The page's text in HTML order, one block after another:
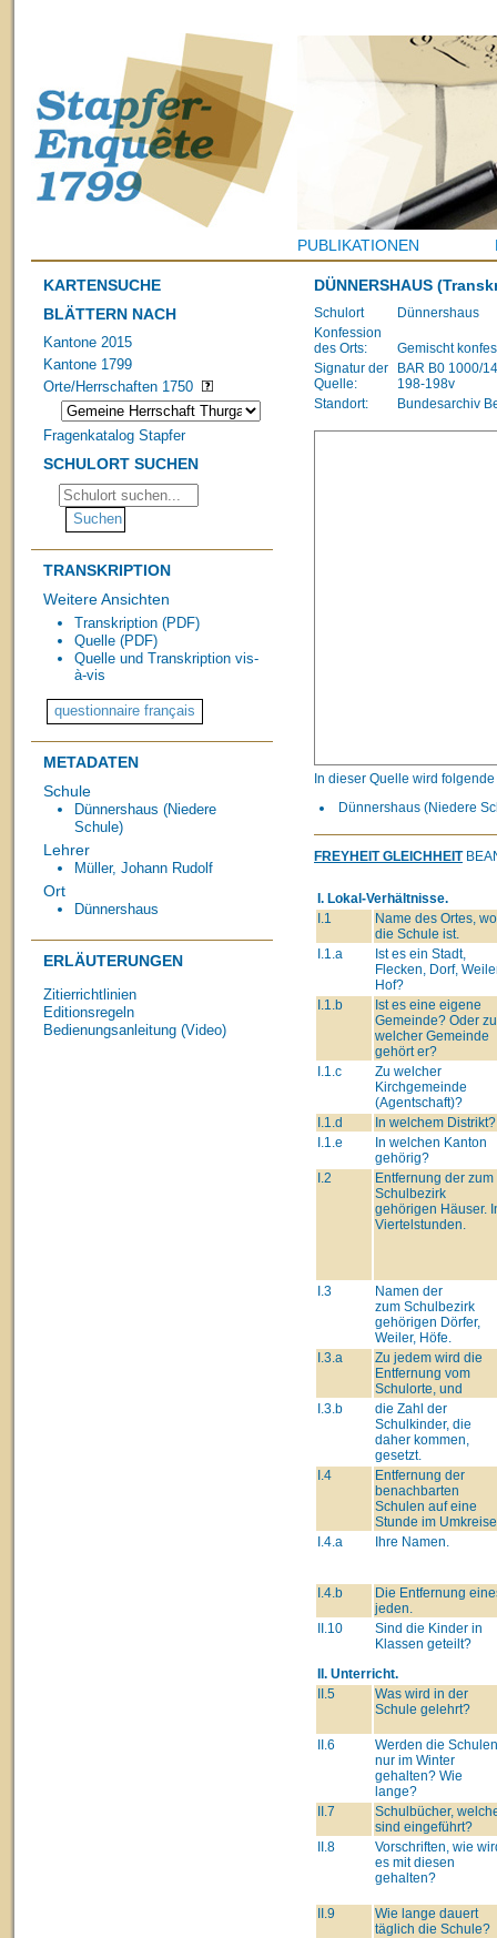
PUBLIKATIONEN
KARTENSUCHE
BLÄTTERN NACH
Kantone 2015
Kantone 1799
Orte/Herrschaften 1750
Fragenkatalog Stapfer
SCHULORT SUCHEN
TRANSKRIPTION
Weitere Ansichten
Transkription (PDF)
Quelle (PDF)
Quelle und Transkription vis-
à-vis
METADATEN
Schule
Dünnershaus (Niedere
Schule)
Lehrer
Müller, Johann Rudolf
Ort
Dünnershaus
ERLÄUTERUNGEN
Zitierrichtlinien
Editionsregeln
Bedienungsanleitung (Video)
DÜNNERSHAUS
Schulort
Dünnershaus
Konfession
des Orts:
Gemischt
Signatur der
Quelle:
BAR B0 1000/
198-198v
Standort:
Bundesarchiv
In dieser Quelle wird
Dünnershaus (Niedere
FREYHEIT GLEICHHEIT
I. Lokal-Verhältnisse.
I.1
Name des Ortes, wo
die Schule ist.
I.1.a
Ist es ein Stadt,
Flecken, Dorf,
Hof?
I.1.b
Ist es eine eigene
Gemeinde? Oder zu
welcher Gemeinde
gehört er?
I.1.c
Zu welcher
Kirchgemeinde
(Agentschaft)?
I.1.d
In welchem Distrikt?
I.1.e
In welchen Kanton
gehörig?
I.2
Entfernung der zum
Schulbezirk
gehörigen Häuser.
Viertelstunden.
I.3
Namen der
zum Schulbezirk
gehörigen Dörfer,
Weiler, Höfe.
I.3.a
Zu jedem wird die
Entfernung vom
Schulorte, und
I.3.b
die Zahl der
Schulkinder, die
daher kommen,
gesetzt.
I.4
Entfernung der
benachbarten
Schulen auf eine
Stunde im
I.4.a
Ihre Namen.
I.4.b
Die Entfernung
jeden.
II.10
Sind die Kinder in
Klassen geteilt?
II. Unterricht.
II.5
Was wird in der
Schule gelehrt?
II.6
Werden die Schulen
nur im Winter
gehalten? Wie
lange?
II.7
Schulbücher,
sind eingeführt?
II.8
Vorschriften, wie
es mit diesen
gehalten?
II.9
Wie lange dauert
täglich die Schule?